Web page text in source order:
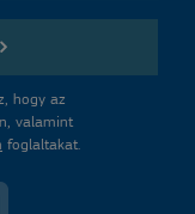
hogy az
valamint
foglaltakat.